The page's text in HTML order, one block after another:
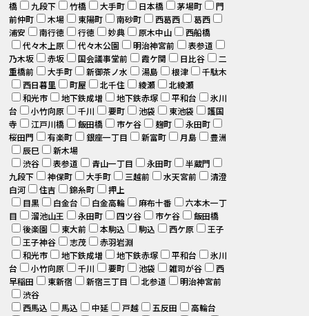
橋
九段下 竹橋 大手町 日本橋 茅場町
門
前仲町
木場 東陽町 南砂町 西葛西
葛西
浦安
南行徳 行徳 妙典 原木中山
西船橋
代々木上原
代々木公園 明治神宮前
表参道
乃木坂
赤坂 国会議事堂前 霞ケ関 日比谷
二
重橋前
大手町 新御茶ノ水 湯島 根津
千駄木
西日暮里
町屋 北千住 綾瀬
北綾瀬
和光市
地下鉄成増 地下鉄赤塚 平和台
氷川
台
小竹向原 千川 要町 池袋 東池袋
護国
寺
江戸川橋 飯田橋 市ケ谷 麹町
永田町
桜田門
有楽町 銀座一丁目 新富町 月島
豊洲
辰巳
新木場
渋谷
表参道 青山一丁目 永田町
半蔵門
九段下
神保町 大手町 三越前 水天宮前
清澄
白河
住吉 錦糸町
押上
目黒
白金台 白金高輪 麻布十番
六本木一丁
目
溜池山王 永田町 四ツ谷 市ケ谷
飯田橋
後楽園
東大前 本駒込 駒込 西ケ原
王子
王子神谷
志茂
赤羽岩淵
和光市
地下鉄成増 地下鉄赤塚 平和台
氷川
台
小竹向原 千川 要町 池袋 雑司が谷
西
早稲田
東新宿 新宿三丁目 北参道
明治神宮前
渋谷
西馬込
馬込 中延 戸越 五反田
高輪台